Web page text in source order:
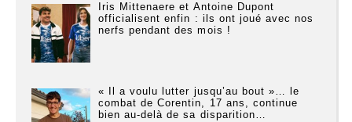
Iris Mittenaere et Antoine Dupont
officialisent enfin : ils ont joué avec nos
nerfs pendant des mois !
« Il a voulu lutter jusqu’au bout »… le
combat de Corentin, 17 ans, continue
bien au-delà de sa disparition…